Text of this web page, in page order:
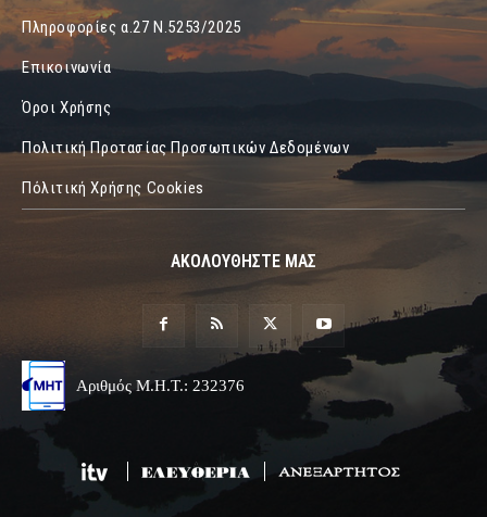
Πληροφορίες α.27 Ν.5253/2025
Επικοινωνία
Όροι Χρήσης
Πολιτική Προτασίας Προσωπικών Δεδομένων
Πόλιτική Χρήσης Cookies
ΑΚΟΛΟΥΘΗΣΤΕ ΜΑΣ
Αριθμός Μ.Η.Τ.: 232376